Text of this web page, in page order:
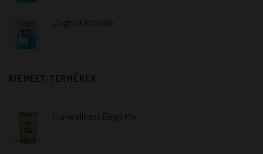
Joghurt Intenzív
KIEMELT TERMÉKEK
Dia-Wellness Bejgli Mix